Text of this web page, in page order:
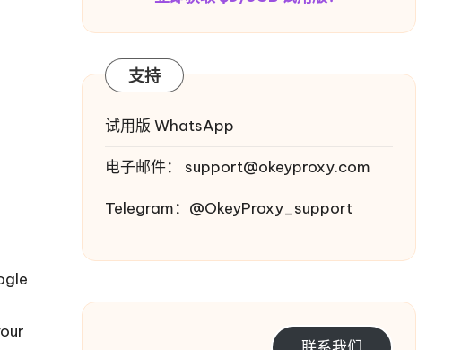
支持
试用版 WhatsApp
电子邮件： support@okeyproxy.com
Telegram：@OkeyProxy_support